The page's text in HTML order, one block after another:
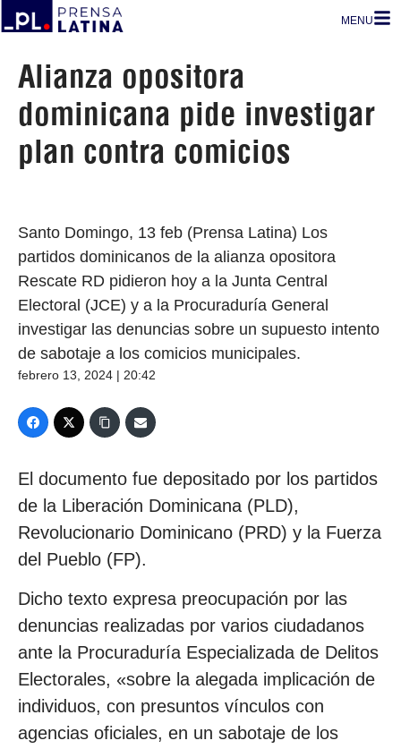
MENU
Alianza opositora
dominicana pide investigar
plan contra comicios
Santo Domingo, 13 feb (Prensa Latina) Los
partidos dominicanos de la alianza opositora
Rescate RD pidieron hoy a la Junta Central
Electoral (JCE) y a la Procuraduría General
investigar las denuncias sobre un supuesto intento
de sabotaje a los comicios municipales.
febrero 13, 2024 | 20:42
El documento fue depositado por los partidos
de la Liberación Dominicana (PLD),
Revolucionario Dominicano (PRD) y la Fuerza
del Pueblo (FP).
Dicho texto expresa preocupación por las
denuncias realizadas por varios ciudadanos
ante la Procuraduría Especializada de Delitos
Electorales, «sobre la alegada implicación de
individuos, con presuntos vínculos con
agencias oficiales, en un sabotaje de los